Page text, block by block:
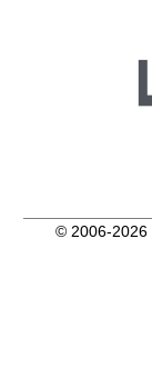
© 2006-2026